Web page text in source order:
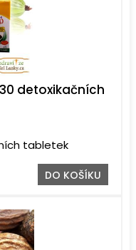
detoxikačních
tabletek
DO KOŠÍKU